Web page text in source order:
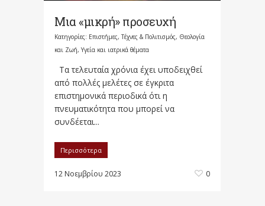
Μια «μικρή» προσευχή
Κατηγορίες: Επιστήμες, Τέχνες & Πολιτισμός, Θεολογία
και Ζωή, Υγεία και ιατρικά θέματα
Τα τελευταία χρόνια έχει υποδειχθεί
από πολλές μελέτες σε έγκριτα
επιστημονικά περιοδικά ότι η
πνευματικότητα που μπορεί να
συνδέεται...
Περισσότερα
12 Νοεμβρίου 2023 0